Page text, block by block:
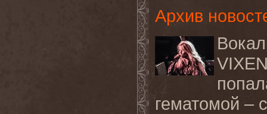
Архив
гематомой –